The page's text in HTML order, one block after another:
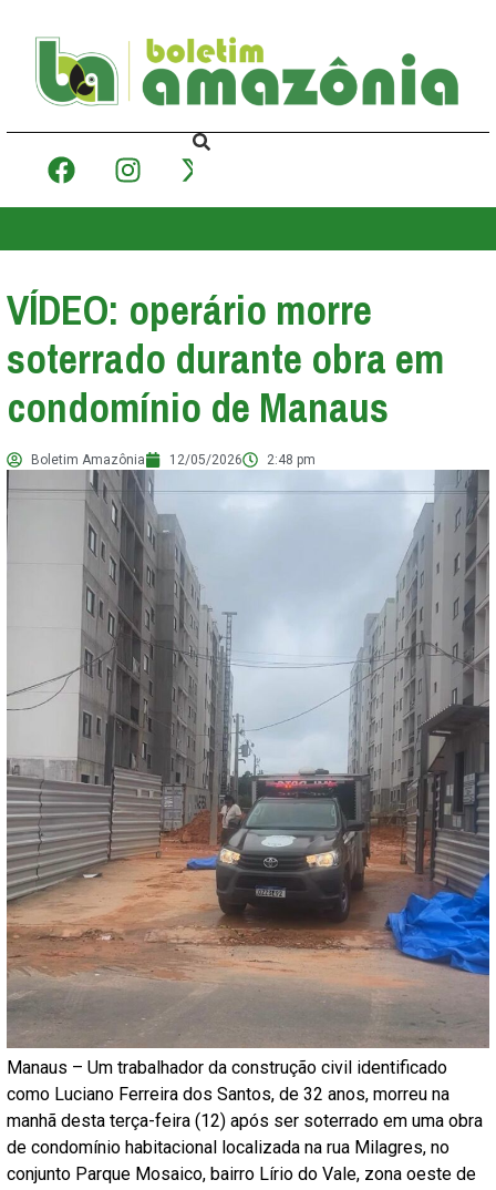
VÍDEO: operário morre
soterrado durante obra em
condomínio de Manaus
Boletim Amazônia 12/05/2026 2:48 pm
Manaus – Um trabalhador da construção civil identificado
como Luciano Ferreira dos Santos, de 32 anos, morreu na
manhã desta terça-feira (12) após ser soterrado em uma obra
de condomínio habitacional localizada na rua Milagres, no
conjunto Parque Mosaico, bairro Lírio do Vale, zona oeste de